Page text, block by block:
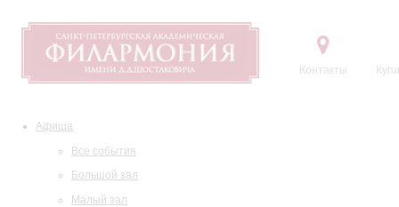
Контакты
Афиша
Все события
Большой зал
Малый зал